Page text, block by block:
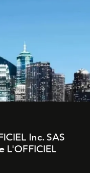
Inc. SAS
L'OFFICIEL